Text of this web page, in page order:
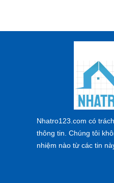
Nhatro123.com có
thông tin. Chúng tôi
nhiệm nào từ các tin